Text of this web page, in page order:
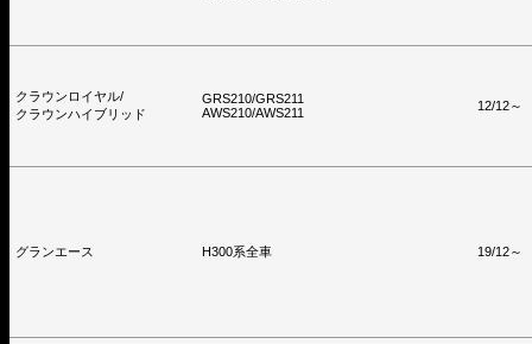
クラウンロイヤル/
クラウンハイブリッド
GRS210/GRS211
AWS210/AWS211
12/12～
グランエース H300系全車 19/12～